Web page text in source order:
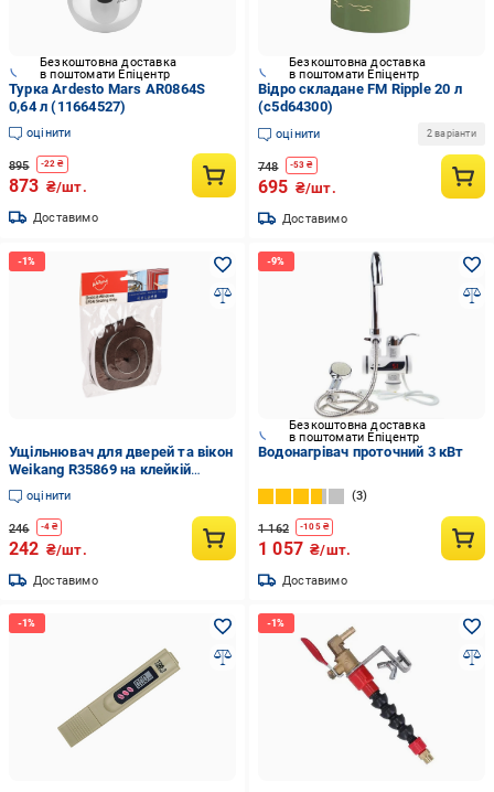
Безкоштовна доставка
в поштомати Епіцентр
Турка Ardesto Mars AR0864S
0,64 л (11664527)
оцінити
895 -22 ₴
873 ₴/шт.
Доставимо
Безкоштовна доставка
в поштомати Епіцентр
Відро складане FM Ripple 20 л
(c5d64300)
оцінити 2 варіанти
748 -53 ₴
695 ₴/шт.
Доставимо
Ущільнювач для дверей та вікон
Weikang R35869 на клейкій
основі 9х23 мм/3 м Коричневий
(32534255)
оцінити
246 -4 ₴
242 ₴/шт.
Доставимо
Безкоштовна доставка
в поштомати Епіцентр
Водонагрівач проточний 3 кВт
3
1 162 -105₴
1 057 ₴/шт.
Доставимо